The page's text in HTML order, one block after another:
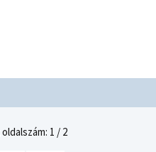
oldalszám: 1 / 2